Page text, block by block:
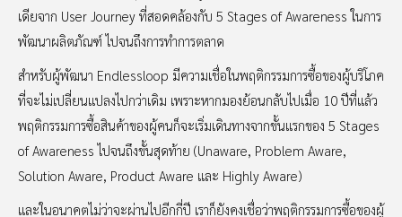
เดียจาก User Journey ที่สอดคล้องกับ 5 Stages of Awareness ในการ
พัฒนาผลิตภัณฑ์ ไปจนถึงการทำการตลาด
สำหรับผู้พัฒนา Endlessloop มีความเชื่อในพฤติกรรมการซื้อของผู้บริโภค
ที่จะไม่เปลี่ยนแปลงไปกว่าเดิม เพราะหากมองย้อนกลับไปเมื่อ 10 ปีที่แล้ว
พฤติกรรมการซื้อสินค้าของผู้คนก็จะเริ่มเดินทางจากขั้นแรกของ 5 Stages
of Awareness ไปจนถึงขั้นสุดท้าย (Unaware, Problem Aware,
Solution Aware, Product Aware และ Highly Aware)
และในอนาคตไม่ว่าจะผ่านไปอีกกี่ปี เราก็ยังคงเชื่อว่าพฤติกรรมการซื้อของผู้